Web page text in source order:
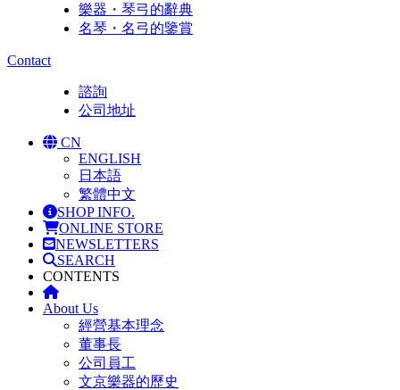
樂器・琴弓的辭典
名琴・名弓的鑒賞
Contact
諮詢
公司地址
CN
ENGLISH
日本語
繁體中文
SHOP INFO.
ONLINE STORE
NEWSLETTERS
SEARCH
CONTENTS
About Us
經營基本理念
董事長
公司員工
文京樂器的歷史